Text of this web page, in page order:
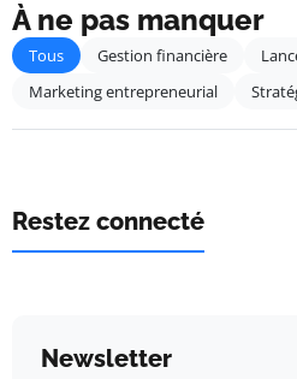
À ne pas manquer
Tous Gestion financière
Marketing entrepreneurial
Restez connecté
Newsletter